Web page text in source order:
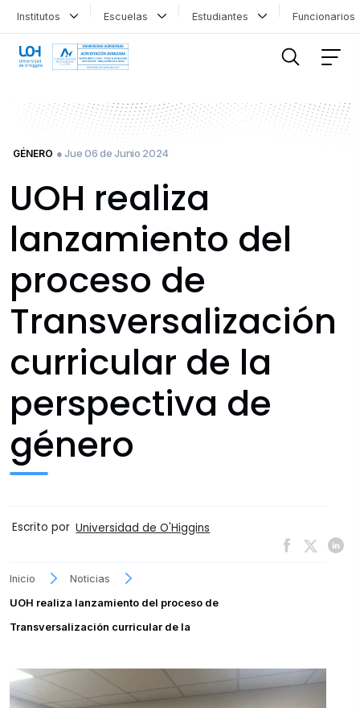
Institutos Escuelas Estudiantes
GÉNERO ● Jue 06 de Junio 2024
UOH realiza
lanzamiento del
proceso de
Transversalización
curricular de la
perspectiva de
género
Escrito por Universidad de O'Higgins
Inicio
Noticias
UOH realiza lanzamiento del proceso de
Transversalización curricular de la